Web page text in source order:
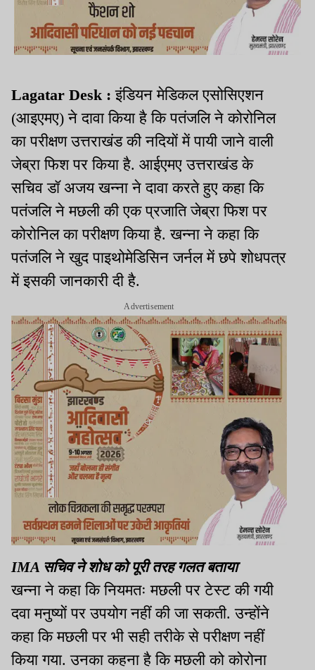
Lagatar Desk : इंडियन मेडिकल एसोसिएशन
(आइएमए) ने दावा किया है कि पतंजलि ने कोरोनिल
का परीक्षण उत्तराखंड की नदियों में पायी जाने वाली
जेब्रा फिश पर किया है. आईएमए उत्तराखंड के
सचिव डॉ अजय खन्ना ने दावा करते हुए कहा कि
पतंजलि ने मछली की एक प्रजाति जेब्रा फिश पर
कोरोनिल का परीक्षण किया है. खन्ना ने कहा कि
पतंजलि ने खुद पाइथोमेडिसिन जर्नल में छपे शोधपत्र
में इसकी जानकारी दी है.
Advertisement
IMA सचिव ने शोध को पूरी तरह गलत बताया
खन्ना ने कहा कि नियमतः मछली पर टेस्ट की गयी
दवा मनुष्यों पर उपयोग नहीं की जा सकती. उन्होंने
कहा कि मछली पर भी सही तरीके से परीक्षण नहीं
किया गया. उनका कहना है कि मछली को कोरोना